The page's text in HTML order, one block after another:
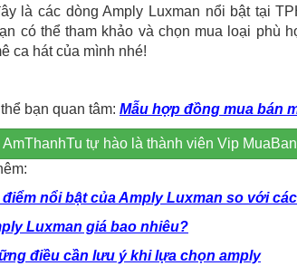
là các dòng Amply Luxman nổi bật tại
có thể tham khảo và chọn mua loại phù
ca hát của mình nhé!
bạn quan tâm: Mẫu hợp đồng mua bán
AmThanhTu tự hào là thành viên Vip
điểm nổi bật của Amply Luxman so với
Luxman giá bao nhiêu?
điều cần lưu ý khi lựa chọn amply